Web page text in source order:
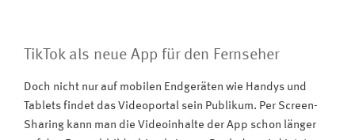
TikTok als neue App für den Fernseher
Doch nicht nur auf mobilen Endgeräten wie Handys und
Tablets findet das Videoportal sein Publikum. Per Screen-
Sharing kann man die Videoinhalte der App schon länger